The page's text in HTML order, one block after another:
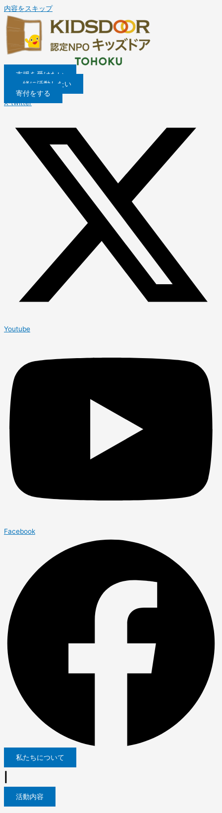
内容をスキップ
支援を受けたい
一緒に活動したい
寄付をする
X-twitter
Youtube
Facebook
私たちについて
活動内容